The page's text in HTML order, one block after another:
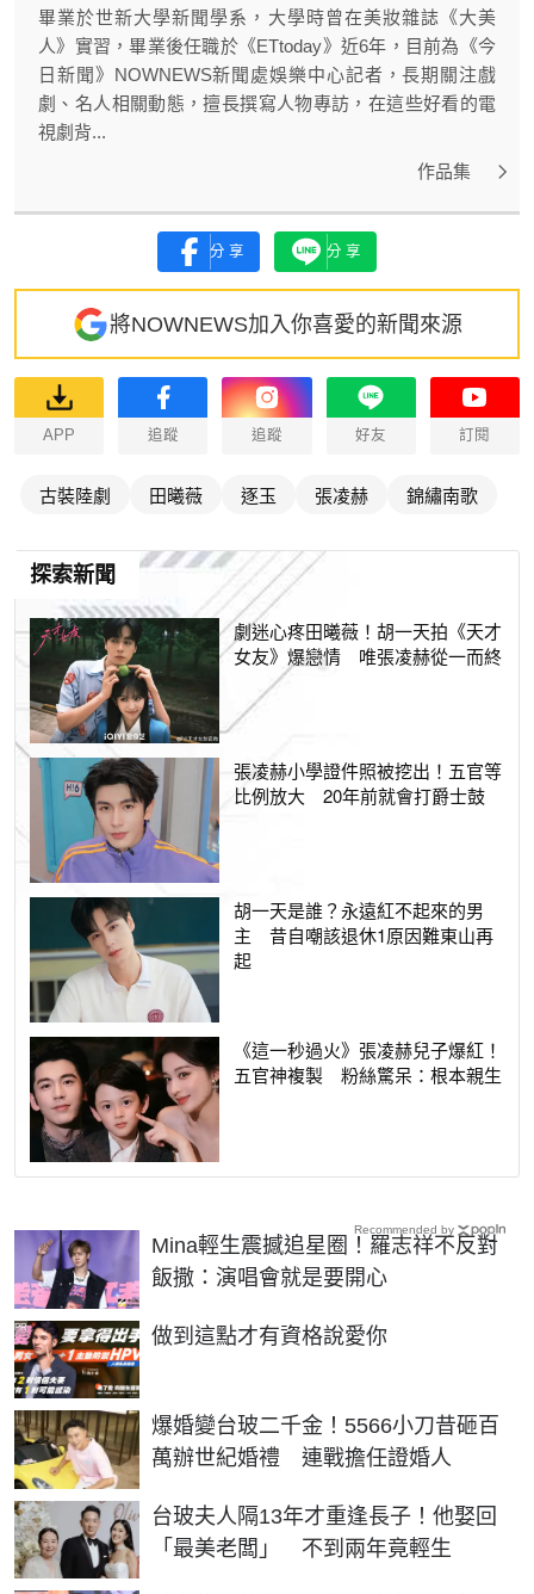
畢業於世新大學新聞學系，大學時曾在美妝雜誌《大美
人》實習，畢業後任職於《ETtoday》近6年，目前為《今
日新聞》NOWNEWS新聞處娛樂中心記者，長期關注戲
劇、名人相關動態，擅長撰寫人物專訪，在這些好看的電
視劇背...
作品集
分享 分享
將NOWNEWS加入你喜愛的新聞來源
APP 追蹤 追蹤 好友 訂閱
古裝陸劇 田曦薇 逐玉 張凌赫 錦繡南歌
探索新聞
劇迷心疼田曦薇！胡一天拍《天才
女友》爆戀情 唯張凌赫從一而終
張凌赫小學證件照被挖出！五官等
比例放大 20年前就會打爵士鼓
胡一天是誰？永遠紅不起來的男
主 昔自嘲該退休1原因難東山再
起
《這一秒過火》張凌赫兒子爆紅！
五官神複製 粉絲驚呆：根本親生
Mina輕生震撼追星圈！羅志祥不反對
飯撒：演唱會就是要開心
做到這點才有資格說愛你
PR
爆婚變台玻二千金！5566小刀昔砸百
萬辦世紀婚禮 連戰擔任證婚人
台玻夫人隔13年才重逢長子！他娶回
「最美老闆」 不到兩年竟輕生
Recommended by